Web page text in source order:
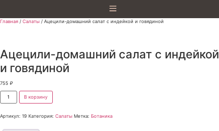
Главная / Салаты / Ацецили-домашний салат с индейкой и говядиной
Ацецили-домашний салат с индейкой
и говядиной
755 ₽
В корзину
Артикул: 19 Категория: Салаты Метка: Ботаника